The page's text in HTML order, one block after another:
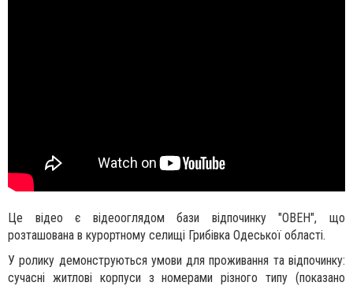
Це відео є відеооглядом бази відпочинку "ОВЕН", що
розташована в курортному селищі Грибівка Одеської області.
У ролику демонструються умови для проживання та відпочинку:
сучасні житлові корпуси з номерами різного типу (показано